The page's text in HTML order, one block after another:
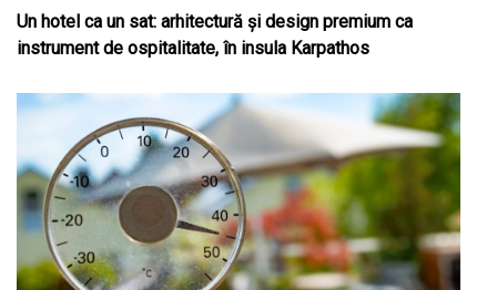
Un hotel ca un sat: arhitectură și design premium ca
instrument de ospitalitate, în insula Karpathos